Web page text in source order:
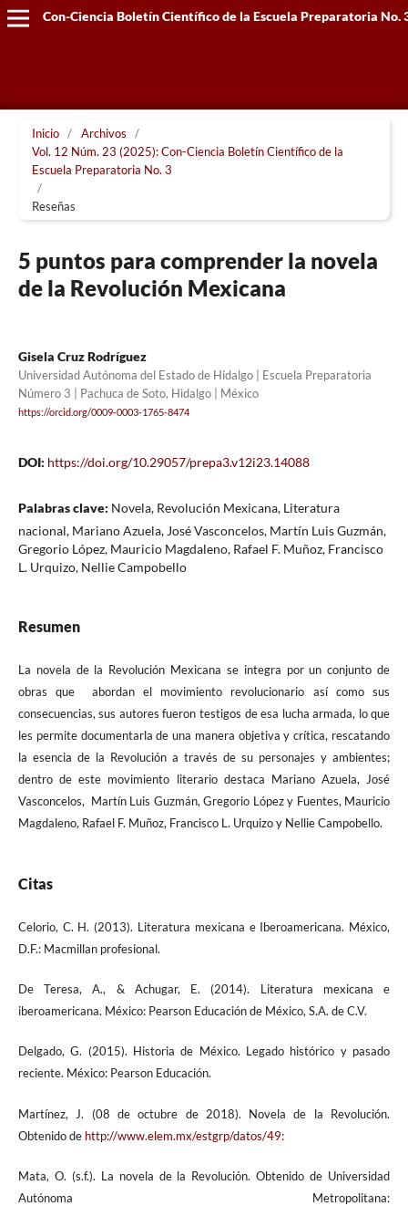
Con-Ciencia Boletín Científico de la Escuela Preparatoria No.
Inicio / Archivos
/
Vol. 12 Núm. 23 (2025): Con-Ciencia Boletín Científico de la
Escuela Preparatoria No. 3
/
Reseñas
5 puntos para comprender la novela
de la Revolución Mexicana
Gisela Cruz Rodríguez
Universidad Autónoma del Estado de Hidalgo | Escuela Preparatoria
Número 3 | Pachuca de Soto, Hidalgo | México
https://orcid.org/0009-0003-1765-8474
DOI: https://doi.org/10.29057/prepa3.v12i23.14088
Palabras clave: Novela, Revolución Mexicana, Literatura
nacional, Mariano Azuela, José Vasconcelos, Martín Luis Guzmán,
Gregorio López, Mauricio Magdaleno, Rafael F. Muñoz, Francisco
L. Urquizo, Nellie Campobello
Resumen
La novela de la Revolución Mexicana se integra por un conjunto de
obras que abordan el movimiento revolucionario así como sus
consecuencias, sus autores fueron testigos de esa lucha armada, lo que
les permite documentarla de una manera objetiva y crítica, rescatando
la esencia de la Revolución a través de su personajes y ambientes;
dentro de este movimiento literario destaca Mariano Azuela, José
Vasconcelos, Martín Luis Guzmán, Gregorio López y Fuentes, Mauricio
Magdaleno, Rafael F. Muñoz, Francisco L. Urquizo y Nellie Campobello.
Citas
Celorio, C. H. (2013). Literatura mexicana e Iberoamericana. México,
D.F.: Macmillan profesional.
De Teresa, A., & Achugar, E. (2014). Literatura mexicana e
iberoamericana. México: Pearson Educación de México, S.A. de C.V.
Delgado, G. (2015). Historia de México. Legado histórico y pasado
reciente. México: Pearson Educación.
Martínez, J. (08 de octubre de 2018). Novela de la Revolución.
Obtenido de http://www.elem.mx/estgrp/datos/49:
Mata, O. (s.f.). La novela de la Revolución. Obtenido de Universidad
Autónoma Metropolitana: